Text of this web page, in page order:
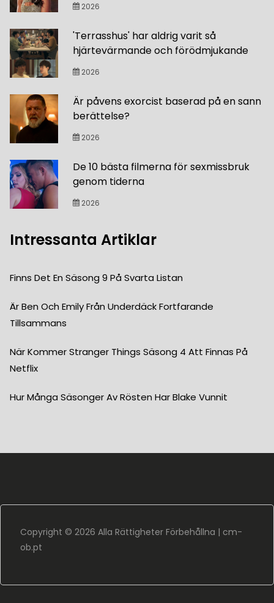
2026
'Terrasshus' har aldrig varit så
hjärtevärmande och förödmjukande
2026
Är påvens exorcist baserad på en sann
berättelse?
2026
De 10 bästa filmerna för sexmissbruk
genom tiderna
2026
Intressanta Artiklar
Finns Det En Säsong 9 På Svarta Listan
Är Ben Och Emily Från Underdäck Fortfarande
Tillsammans
När Kommer Stranger Things Säsong 4 Att Finnas På
Netflix
Hur Många Säsonger Av Rösten Har Blake Vunnit
Copyright © 2026 Alla Rättigheter Förbehållna | cm-
ob.pt